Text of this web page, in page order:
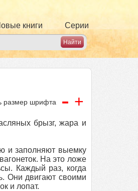
книги Серии
размер шрифта - +
брызг, жара и
и заполняют выемку
На это ложе
Каждый раз, когда
Они двигают своими
и лопат.